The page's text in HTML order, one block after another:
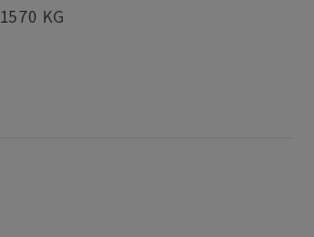
1570 KG